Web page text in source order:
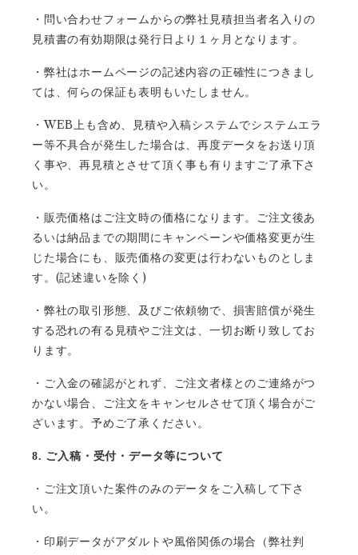
・問い合わせフォームからの弊社見積担当者名入りの
見積書の有効期限は発行日より１ヶ月となります。
・弊社はホームページの記述内容の正確性につきまし
ては、何らの保証も表明もいたしません。
・ WEB上も含め、見積や入稿システムでシステムエラ
ー等不具合が発生した場合は、再度データをお送り頂
く事や、再見積とさせて頂く事も有りますご了承下さ
い。
・販売価格はご注文時の価格になります。ご注文後あ
るいは納品までの期間にキャンペーンや価格変更が生
じた場合にも、販売価格の変更は行わないものとしま
す。 (記述違いを除く )
・弊社の取引形態、及びご依頼物で、損害賠償が発生
する恐れの有る見積やご注文は、一切お断り致してお
ります。
・ご入金の確認がとれず、ご注文者様とのご連絡がつ
かない場合、ご注文をキャンセルさせて頂く場合がご
ざいます。予めご了承ください。
8. ご入稿・受付・データ等について
・ご注文頂いた案件のみのデータをご入稿して下さ
い。
・印刷データがアダルトや風俗関係の場合（弊社判